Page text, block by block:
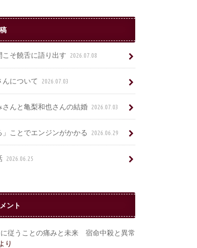
こそ饒舌に語り出す 2026.07.08
んについて 2026.07.03
さんと亀梨和也さんの結婚 2026.07.03
」ことでエンジンがかかる 2026.06.29
2026.06.25
ント
従うことの痛みと未来 宿命中殺と異常
り